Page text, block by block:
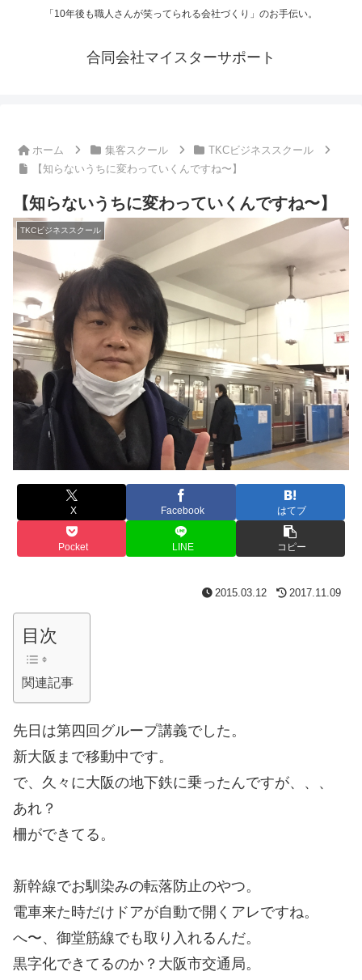
「10年後も職人さんが笑ってられる会社づくり」のお手伝い。
合同会社マイスターサポート
ホーム 集客スクール
TKCビジネススクール
【知らないうちに変わっていくんですね〜】
【知らないうちに変わっていくんですね〜】
TKCビジネススクール
X Facebook はてブ
Pocket LINE コピー
2015.03.12 2017.11.09
目次
関連記事
先日は第四回グループ講義でした。
新大阪まで移動中です。
で、久々に大阪の地下鉄に乗ったんですが、、、
あれ？
柵ができてる。
新幹線でお馴染みの転落防止のやつ。
電車来た時だけドアが自動で開くアレですね。
へ〜、御堂筋線でも取り入れるんだ。
黒字化できてるのか？大阪市交通局。